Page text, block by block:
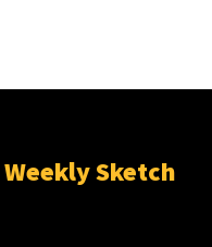
Weekly Sketch